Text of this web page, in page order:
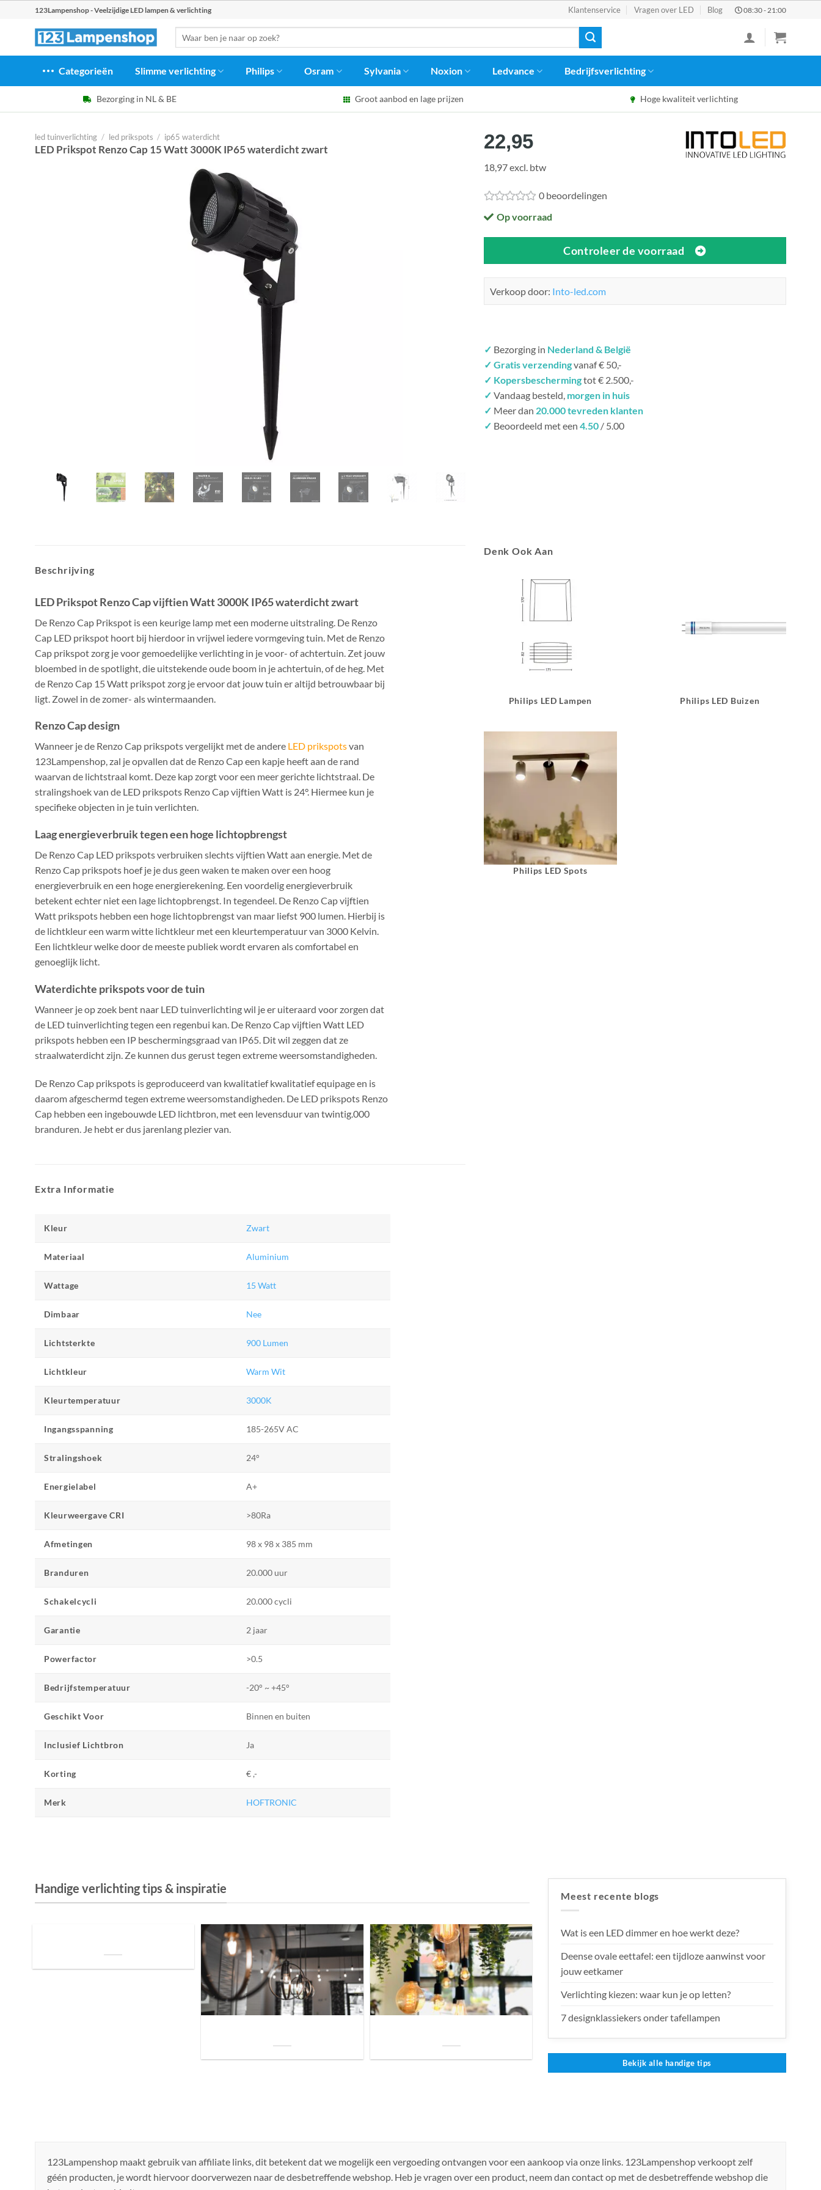
123Lampenshop - Veelzijdige LED lampen & verlichting Klantenservice Vragen over LED Blog 08:30 - 21:00
naar:
Categorieën Slimme verlichting Philips Osram Sylvania Noxion Ledvance Bedrijfsverlichting
Bezorging in NL & BE Groot aanbod en lage prijzen Hoge kwaliteit verlichting
led tuinverlichting / led prikspots / ip65 waterdicht
LED Prikspot Renzo Cap 15 Watt 3000K IP65 waterdicht zwart 22,95
18,97 excl. btw
0 beoordelingen
Op voorraad
Controleer de voorraad
Verkoop door: Into-led.com
✓ Bezorging in Nederland & België
✓ Gratis verzendingvanaf € 50,-
✓ Kopersbeschermingtot € 2.500,-
✓ Vandaag besteld, morgen in huis
✓ Meer dan 20.000 tevreden klanten
✓ Beoordeeld met een 4.50 / 5.00
Beschrijving
LED Prikspot Renzo Cap vijftien Watt 3000K IP65 waterdicht zwart
De Renzo Cap Prikspot is een keurige lamp met een moderne uitstraling. De Renzo
Cap LED prikspot hoort bij hierdoor in vrijwel iedere vormgeving tuin. Met de Renzo
Cap prikspot zorg je voor gemoedelijke verlichting in je voor- of achtertuin. Zet jouw
bloembed in de spotlight, die uitstekende oude boom in je achtertuin, of de heg. Met
de Renzo Cap 15 Watt prikspot zorg je ervoor dat jouw tuin er altijd betrouwbaar bij
ligt. Zowel in de zomer- als wintermaanden.
Renzo Cap design
Wanneer je de Renzo Cap prikspots vergelijkt met de andere LED prikspotsvan
123Lampenshop, zal je opvallen dat de Renzo Cap een kapje heeft aan de rand
waarvan de lichtstraal komt. Deze kap zorgt voor een meer gerichte lichtstraal. De
stralingshoek van de LED prikspots Renzo Cap vijftien Watt is 24°. Hiermee kun je
specifieke objecten in je tuin verlichten.
Laag energieverbruik tegen een hoge lichtopbrengst
De Renzo Cap LED prikspots verbruiken slechts vijftien Watt aan energie. Met de
Renzo Cap prikspots hoef je je dus geen waken te maken over een hoog
energieverbruik en een hoge energierekening. Een voordelig energieverbruik
betekent echter niet een lage lichtopbrengst. In tegendeel. De Renzo Cap vijftien
Watt prikspots hebben een hoge lichtopbrengst van maar liefst 900 lumen. Hierbij is
de lichtkleur een warm witte lichtkleur met een kleurtemperatuur van 3000 Kelvin.
Een lichtkleur welke door de meeste publiek wordt ervaren als comfortabel en
genoeglijk licht.
Waterdichte prikspots voor de tuin
Wanneer je op zoek bent naar LED tuinverlichting wil je er uiteraard voor zorgen dat
de LED tuinverlichting tegen een regenbui kan. De Renzo Cap vijftien Watt LED
prikspots hebben een IP beschermingsgraad van IP65. Dit wil zeggen dat ze
straalwaterdicht zijn. Ze kunnen dus gerust tegen extreme weersomstandigheden.
De Renzo Cap prikspots is geproduceerd van kwalitatief kwalitatief equipage en is
daarom afgeschermd tegen extreme weersomstandigheden. De LED prikspots Renzo
Cap hebben een ingebouwde LED lichtbron, met een levensduur van twintig.000
branduren. Je hebt er dus jarenlang plezier van.
Extra Informatie
Kleur Zwart
Materiaal Aluminium
Wattage 15 Watt
Dimbaar Nee
Lichtsterkte 900 Lumen
Lichtkleur Warm Wit
Kleurtemperatuur 3000K
Ingangsspanning 185-265V AC
Stralingshoek 24°
Energielabel A+
Kleurweergave CRI >80Ra
Afmetingen 98 x 98 x 385 mm
Branduren 20.000 uur
Schakelcycli 20.000 cycli
Garantie 2 jaar
Powerfactor >0.5
Bedrijfstemperatuur -20° ~ +45°
Geschikt Voor Binnen en buiten
Inclusief Lichtbron Ja
Korting € ,-
Merk HOFTRONIC
Denk Ook Aan
Philips LED Lampen Philips LED Buizen
Philips LED Spots
Handige verlichting tips & inspiratie
Meest recente blogs
Wat is een LED dimmer en hoe werkt deze?
Deense ovale eettafel: een tijdloze aanwinst voor
jouw eetkamer
Verlichting kiezen: waar kun je op letten?
7 designklassiekers onder tafellampen
Bekijk alle handige tips
123Lampenshop maakt gebruik van affiliate links, dit betekent dat we mogelijk een vergoeding ontvangen voor een aankoop via onze links. 123Lampenshop verkoopt zelf
géén producten, je wordt hiervoor doorverwezen naar de desbetreffende webshop. Heb je vragen over een product, neem dan contact op met de desbetreffende webshop die